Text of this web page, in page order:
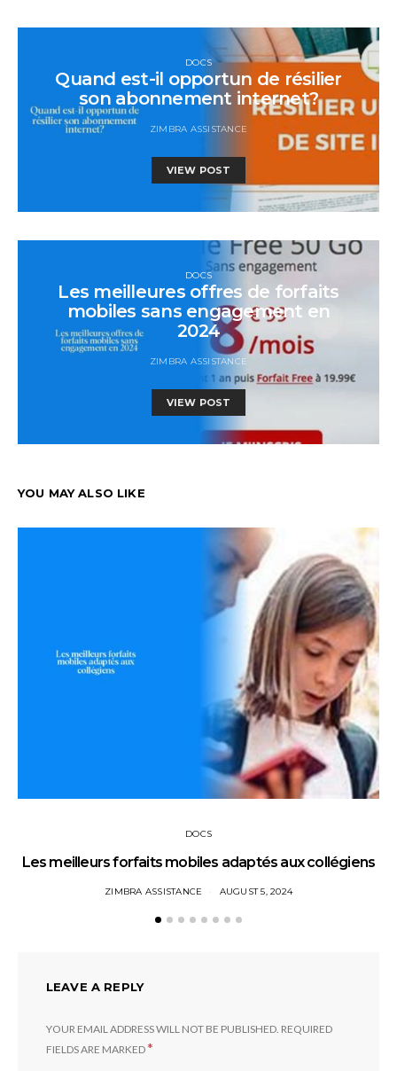
DOCS
Quand est-il opportun de résilier
son abonnement internet?
ZIMBRA ASSISTANCE
VIEW POST
DOCS
Les meilleures offres de forfaits
mobiles sans engagement en
2024
ZIMBRA ASSISTANCE
VIEW POST
YOU MAY ALSO LIKE
DOCS
Les meilleurs forfaits mobiles adaptés aux collégiens
ZIMBRA ASSISTANCE AUGUST 5, 2024
LEAVE A REPLY
YOUR EMAIL ADDRESS WILL NOT BE PUBLISHED. REQUIRED
FIELDS ARE MARKED*